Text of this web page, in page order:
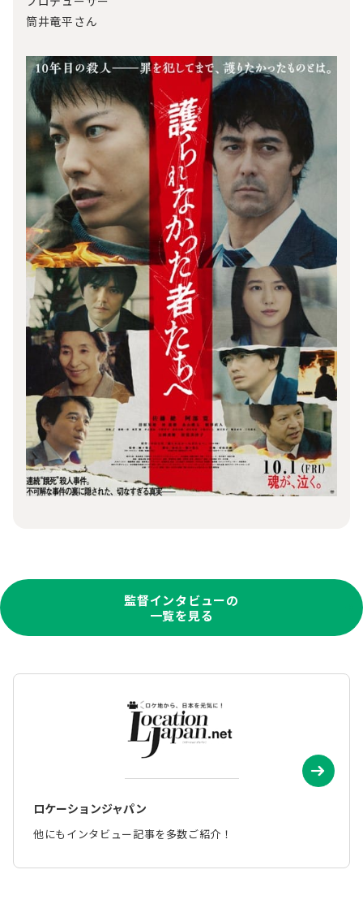
筒井竜平さん
監督インタビューの
一覧を見る
ロケーションジャパン
他にもインタビュー記事を多数ご紹介！